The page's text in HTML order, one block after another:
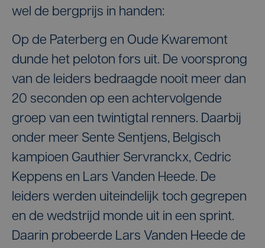
wel de bergprijs in handen:
Op de Paterberg en Oude Kwaremont
dunde het peloton fors uit. De voorsprong
van de leiders bedraagde nooit meer dan
20 seconden op een achtervolgende
groep van een twintigtal renners. Daarbij
onder meer Sente Sentjens, Belgisch
kampioen Gauthier Servranckx, Cedric
Keppens en Lars Vanden Heede. De
leiders werden uiteindelijk toch gegrepen
en de wedstrijd monde uit in een sprint.
Daarin probeerde Lars Vanden Heede de